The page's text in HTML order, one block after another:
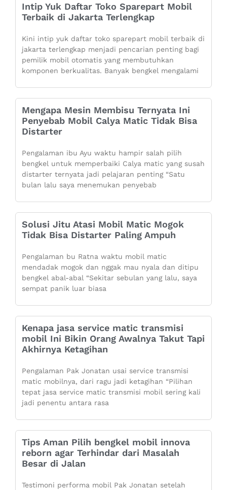
Intip Yuk Daftar Toko Sparepart Mobil
Terbaik di Jakarta Terlengkap
Kini intip yuk daftar toko sparepart mobil terbaik di
jakarta terlengkap menjadi pencarian penting bagi
pemilik mobil otomatis yang membutuhkan
komponen berkualitas. Banyak bengkel mengalami
Mengapa Mesin Membisu Ternyata Ini
Penyebab Mobil Calya Matic Tidak Bisa
Distarter
Pengalaman ibu Ayu waktu hampir salah pilih
bengkel untuk memperbaiki Calya matic yang susah
distarter ternyata jadi pelajaran penting “Satu
bulan lalu saya menemukan penyebab
Solusi Jitu Atasi Mobil Matic Mogok
Tidak Bisa Distarter Paling Ampuh
Pengalaman bu Ratna waktu mobil matic
mendadak mogok dan nggak mau nyala dan ditipu
bengkel abal-abal “Sekitar sebulan yang lalu, saya
sempat panik luar biasa
Kenapa jasa service matic transmisi
mobil Ini Bikin Orang Awalnya Takut Tapi
Akhirnya Ketagihan
Pengalaman Pak Jonatan usai service transmisi
matic mobilnya, dari ragu jadi ketagihan “Pilihan
tepat jasa service matic transmisi mobil sering kali
jadi penentu antara rasa
Tips Aman Pilih bengkel mobil innova
reborn agar Terhindar dari Masalah
Besar di Jalan
Testimoni performa mobil Pak Jonatan setelah